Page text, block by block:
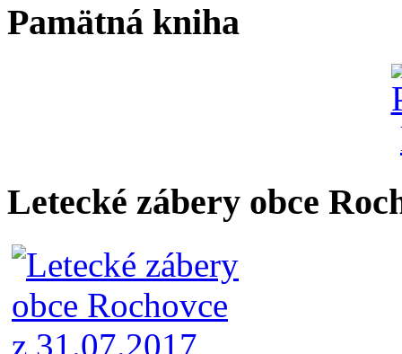
Pamätná kniha
Letecké zábery obce